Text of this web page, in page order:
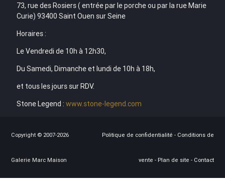
73, rue des Rosiers ( entrée par le porche ou par la rue Marie
Curie) 93400 Saint Ouen sur Seine
Horaires :
Le Vendredi de 10h à 12h30,
Du Samedi, Dimanche et lundi de 10h à 18h,
et tous les jours sur RDV.
Stone Legend : www.stone-legend.com
Copyright © 2007-2026
Galerie Marc Maison
Politique de confidentialité - Conditions de
vente - Plan de site - Contact